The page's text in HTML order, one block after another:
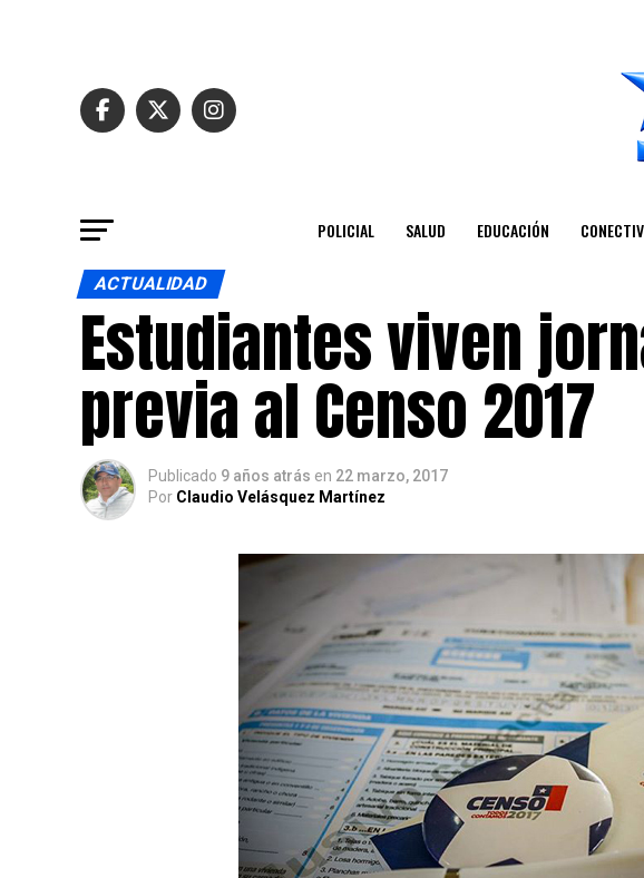
POLICIAL SALUD EDUCACIÓN
ACTUALIDAD
Estudiantes viven
previa al Censo 2017
Publicado 9 años atrás en 22 marzo, 2017
Por Claudio Velásquez Martínez